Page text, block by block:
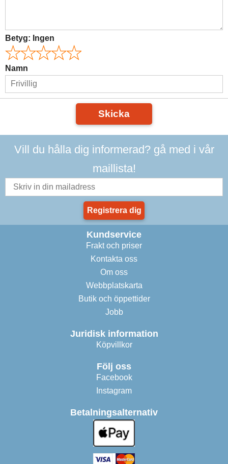
Betyg: Ingen
Namn
Skicka
Vill du hålla dig informerad? gå med i vår
maillista!
Registrera dig
Kundservice
Frakt och priser
Kontakta oss
Om oss
Webbplatskarta
Butik och öppettider
Jobb
Juridisk information
Köpvillkor
Följ oss
Facebook
Instagram
Betalningsalternativ